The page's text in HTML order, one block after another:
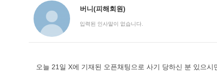
비공개 피해사례
워킹홀리데이 피해사례
버니(피해회원)
입력된 인사말이 없습니다.
오늘 21일 X에 기재된 오픈채팅으로 사기 당하신 분 있으시